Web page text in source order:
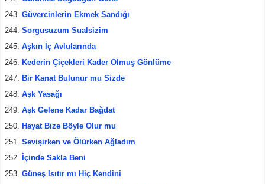
Güvercinlerin Ekmek Sandığı
Sorgusuzum Sualsizim
Aşkın İç Avlularında
Kederin Çiçekleri Kader Olmuş Gönlüme
Bir Kanat Bulunur mu Sizde
Aşk Yasağı
Aşk Gelene Kadar Bağdat
Hayat Bize Böyle Olur mu
Sevişirken ve Ölürken Ağladım
İçinde Sakla Beni
Güneş Isıtır mı Hiç Kendini